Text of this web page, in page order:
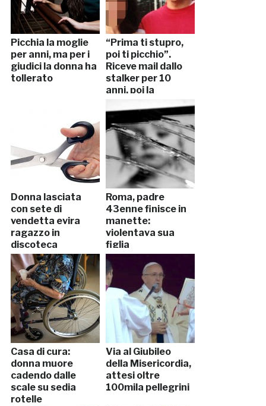
Picchia la moglie
per anni, ma per i
giudici la donna ha
tollerato
“Prima ti stupro,
poi ti picchio”.
Riceve mail dallo
stalker per 10
anni, poi la
Donna lasciata
con sete di
vendetta evira
ragazzo in
discoteca
Roma, padre
43enne finisce in
manette:
violentava sua
figlia
Casa di cura:
donna muore
cadendo dalle
scale su sedia
rotelle
Via al Giubileo
della Misericordia,
attesi oltre
100mila pellegrini